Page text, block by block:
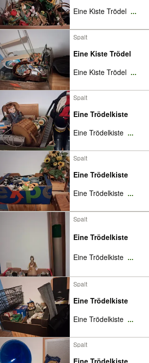
Eine Kiste Trödel ...
Spalt
Eine Kiste Trödel
Eine Kiste Trödel ...
Spalt
Eine Trödelkiste
Eine Trödelkiste ...
Spalt
Eine Trödelkiste
Eine Trödelkiste ...
Spalt
Eine Trödelkiste
Eine Trödelkiste ...
Spalt
Eine Trödelkiste
Eine Trödelkiste ...
Spalt
Eine Trödelkiste